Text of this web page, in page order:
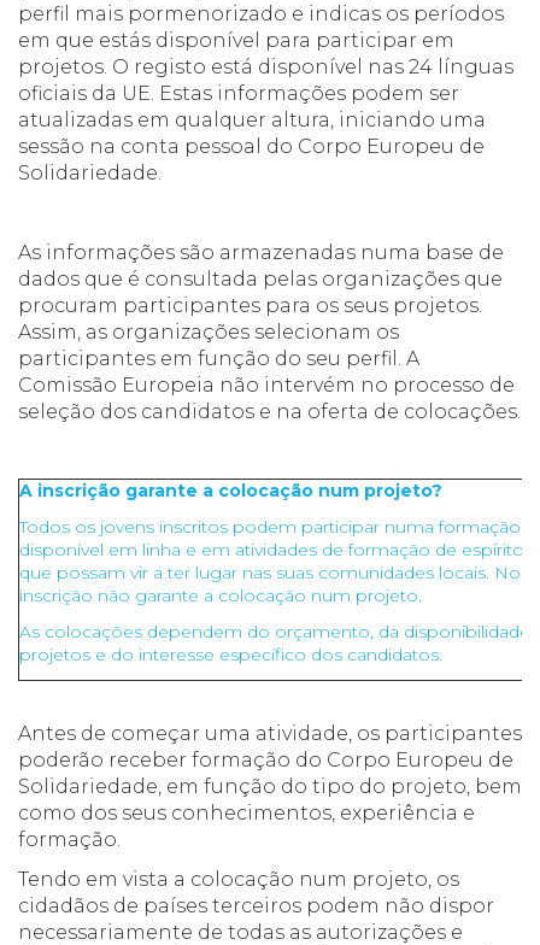
perfil mais pormenorizado e indicas os períodos
em que estás disponível para participar em
projetos. O registo está disponível nas 24 línguas
oficiais da UE. Estas informações podem ser
atualizadas em qualquer altura, iniciando uma
sessão na conta pessoal do Corpo Europeu de
Solidariedade.
As informações são armazenadas numa base de
dados que é consultada pelas organizações que
procuram participantes para os seus projetos.
Assim, as organizações selecionam os
participantes em função do seu perfil. A
Comissão Europeia não intervém no processo de
seleção dos candidatos e na oferta de colocações.
A inscrição garante a colocação num projeto?
Todos os jovens inscritos podem participar numa formação
disponível em linha e em atividades de formação de espírito
que possam vir a ter lugar nas suas comunidades locais. No
inscrição não garante a colocação num projeto.
As colocações dependem do orçamento, da disponibilidade
projetos e do interesse específico dos candidatos.
Antes de começar uma atividade, os participantes
poderão receber formação do Corpo Europeu de
Solidariedade, em função do tipo do projeto, bem
como dos seus conhecimentos, experiência e
formação.
Tendo em vista a colocação num projeto, os
cidadãos de países terceiros podem não dispor
necessariamente de todas as autorizações e